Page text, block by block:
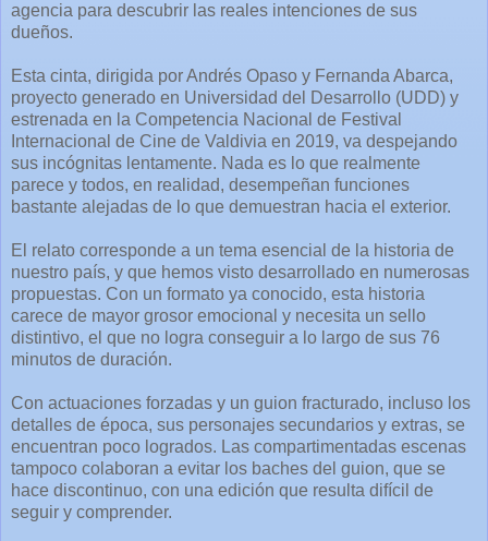
agencia para descubrir las reales intenciones de sus
dueños.
Esta cinta, dirigida por Andrés Opaso y Fernanda Abarca,
proyecto generado en Universidad del Desarrollo (UDD) y
estrenada en la Competencia Nacional de Festival
Internacional de Cine de Valdivia en 2019, va despejando
sus incógnitas lentamente. Nada es lo que realmente
parece y todos, en realidad, desempeñan funciones
bastante alejadas de lo que demuestran hacia el exterior.
El relato corresponde a un tema esencial de la historia de
nuestro país, y que hemos visto desarrollado en numerosas
propuestas. Con un formato ya conocido, esta historia
carece de mayor grosor emocional y necesita un sello
distintivo, el que no logra conseguir a lo largo de sus 76
minutos de duración.
Con actuaciones forzadas y un guion fracturado, incluso los
detalles de época, sus personajes secundarios y extras, se
encuentran poco logrados. Las compartimentadas escenas
tampoco colaboran a evitar los baches del guion, que se
hace discontinuo, con una edición que resulta difícil de
seguir y comprender.